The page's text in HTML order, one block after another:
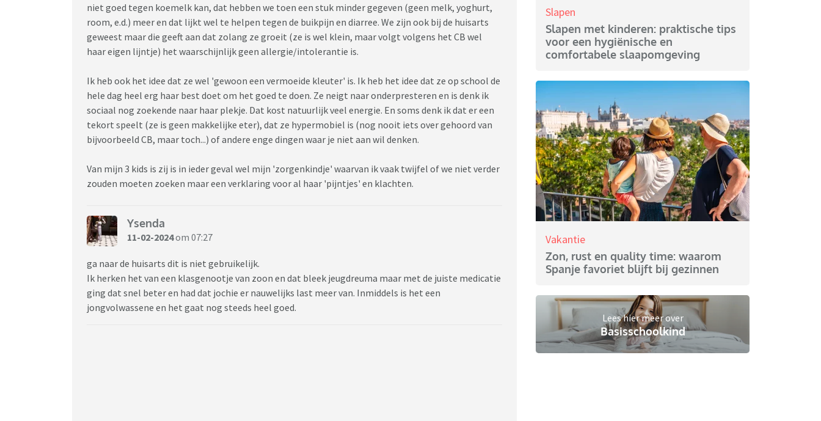
niet goed tegen koemelk kan, dat hebben we toen een stuk minder gegeven (geen melk, yoghurt,
room, e.d.) meer en dat lijkt wel te helpen tegen de buikpijn en diarree. We zijn ook bij de huisarts
geweest maar die geeft aan dat zolang ze groeit (ze is wel klein, maar volgt volgens het CB wel
haar eigen lijntje) het waarschijnlijk geen allergie/intolerantie is.
Ik heb ook het idee dat ze wel 'gewoon een vermoeide kleuter' is. Ik heb het idee dat ze op school de
hele dag heel erg haar best doet om het goed te doen. Ze neigt naar onderpresteren en is denk ik
sociaal nog zoekende naar haar plekje. Dat kost natuurlijk veel energie. En soms denk ik dat er een
tekort speelt (ze is geen makkelijke eter), dat ze hypermobiel is (nog nooit iets over gehoord van
bijvoorbeeld CB, maar toch...) of andere enge dingen waar je niet aan wil denken.
Van mijn 3 kids is zij is in ieder geval wel mijn 'zorgenkindje' waarvan ik vaak twijfel of we niet verder
zouden moeten zoeken maar een verklaring voor al haar 'pijntjes' en klachten.
Ysenda
11-02-2024om 07:27
ga naar de huisarts dit is niet gebruikelijk.
Ik herken het van een klasgenootje van zoon en dat bleek jeugdreuma maar met de juiste medicatie
ging dat snel beter en had dat jochie er nauwelijks last meer van. Inmiddels is het een
jongvolwassene en het gaat nog steeds heel goed.
Slapen
Slapen met kinderen: praktische tips
voor een hygiënische en
comfortabele slaapomgeving
Vakantie
Zon, rust en quality time: waarom
Spanje favoriet blijft bij gezinnen
Lees hier meer over
Basisschoolkind